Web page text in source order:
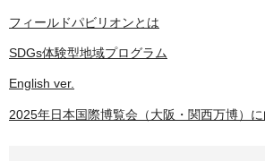
フィールドパビリオンとは
SDGs体験型地域プログラム
English ver.
2025年日本国際博覧会（大阪・関西万博）